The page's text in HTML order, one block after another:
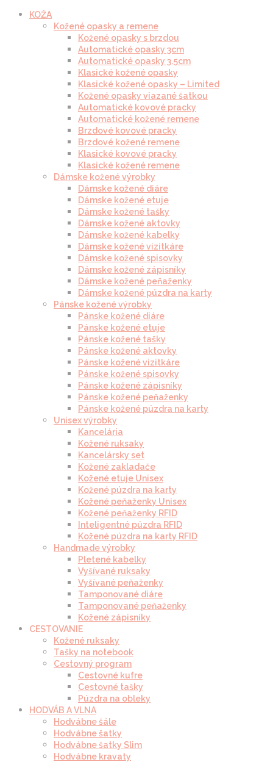
KOŽA
Kožené opasky a remene
Kožené opasky s brzdou
Automatické opasky 3cm
Automatické opasky 3.5cm
Klasické kožené opasky
Klasické kožené opasky – Limited
Kožené opasky viazané šatkou
Automatické kovové pracky
Automatické kožené remene
Brzdové kovové pracky
Brzdové kožené remene
Klasické kovové pracky
Klasické kožené remene
Dámske kožené výrobky
Dámske kožené diáre
Dámske kožené etuje
Dámske kožené tašky
Dámske kožené aktovky
Dámske kožené kabelky
Dámske kožené vizitkáre
Dámske kožené spisovky
Dámske kožené zápisníky
Dámske kožené peňaženky
Dámske kožené púzdra na karty
Pánske kožené výrobky
Pánske kožené diáre
Pánske kožené etuje
Pánske kožené tašky
Pánske kožené aktovky
Pánske kožené vizitkáre
Pánske kožené spisovky
Pánske kožené zápisníky
Pánske kožené peňaženky
Pánske kožené púzdra na karty
Unisex výrobky
Kancelária
Kožené ruksaky
Kancelársky set
Kožené zakladače
Kožené etuje Unisex
Kožené púzdra na karty
Kožené peňaženky Unisex
Kožené peňaženky RFID
Inteligentné púzdra RFID
Kožené púzdra na karty RFID
Handmade výrobky
Pletené kabelky
Vyšívané ruksaky
Vyšívané peňaženky
Tamponované diáre
Tamponované peňaženky
Kožené zápisníky
CESTOVANIE
Kožené ruksaky
Tašky na notebook
Cestovný program
Cestovné kufre
Cestovné tašky
Púzdra na obleky
HODVÁB A VLNA
Hodvábne šále
Hodvábne šatky
Hodvábne šatky Slim
Hodvábne kravaty